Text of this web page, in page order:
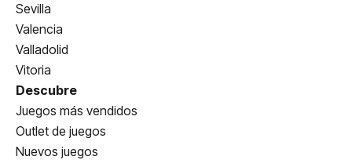
Sevilla
Valencia
Valladolid
Vitoria
Descubre
Juegos más vendidos
Outlet de juegos
Nuevos juegos